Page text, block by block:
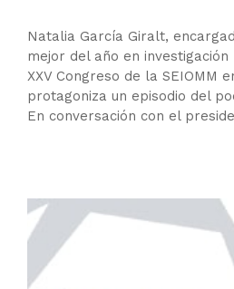
Natalia García Giralt,
mejor del año en
XXV Congreso de la SEIOMM
protagoniza un episodio del
En conversación con el